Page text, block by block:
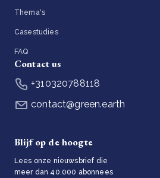
Thema's
Casestudies
FAQ
Contact us
+310320788118
contact@green.earth
Blijf op de hoogte
Lees onze nieuwsbrief die
meer dan 40.000 abonnees